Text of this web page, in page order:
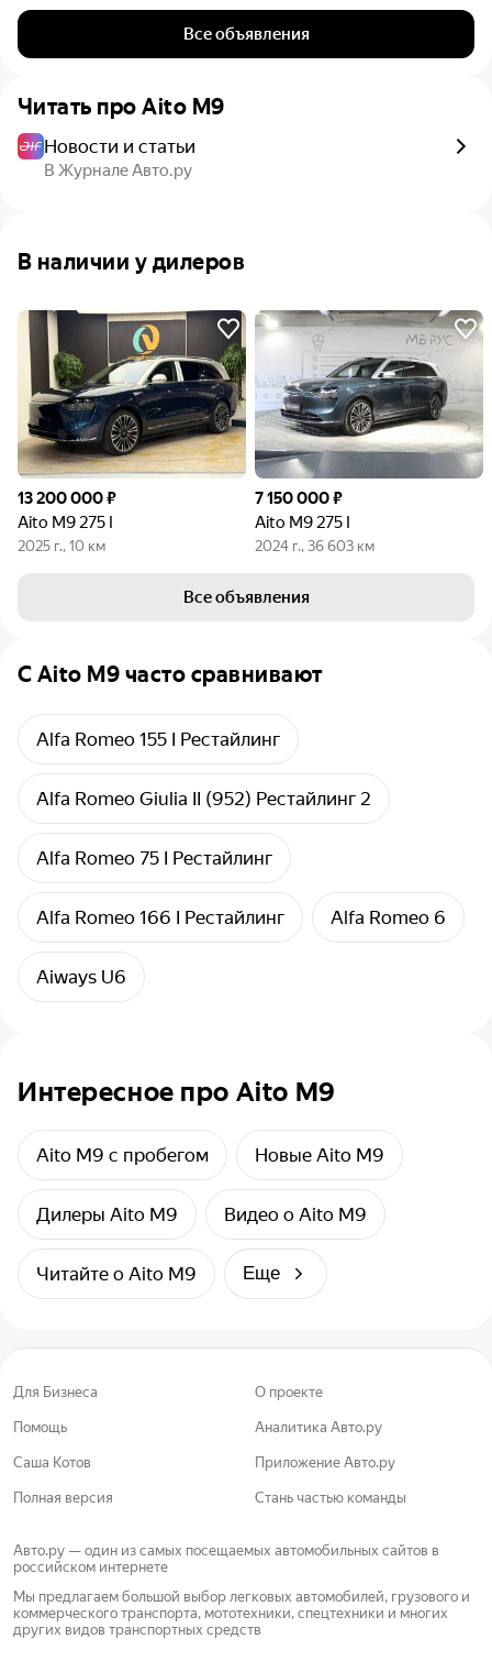
Все объявления
Читать проAito M9
Новости и статьи
В Журнале Авто.ру
В наличии у дилеров
13 200 000 ₽
Aito M9 275 I
2025 г., 10 км
7 150 000 ₽
Aito M9 275 I
2024 г., 36 603 км
Все объявления
C Aito M9 часто сравнивают
Alfa Romeo 155 I Рестайлинг
Alfa Romeo Giulia II (952) Рестайлинг 2
Alfa Romeo 75 I Рестайлинг
Alfa Romeo 166 I Рестайлинг Alfa Romeo 6
Aiways U6
Интересное про Aito M9
Aito M9 с пробегом Новые Aito M9
Дилеры Aito M9 Видео о Aito M9
Читайте о Aito M9 Еще
Для Бизнеса О проекте
Помощь Аналитика Авто.ру
Саша Котов Приложение Авто.ру
Полная версия Стань частью команды
Авто.ру — один из самых посещаемых автомобильных сайтов в
российском интернете
Мы предлагаем большой выбор легковых автомобилей, грузового и
коммерческого транспорта, мототехники, спецтехники и многих
других видов транспортных средств